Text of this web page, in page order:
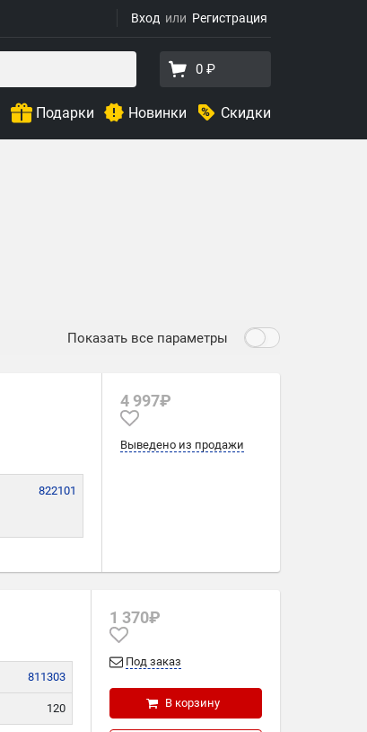
Вход Регистрация
0 ₽
Подарки Новинки Скидки
Показать все параметры
822101
4 997₽
Выведено из продажи
811303
120
1 370₽
Под заказ
В корзину